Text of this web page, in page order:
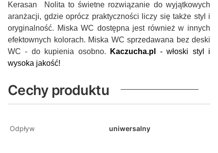
Kerasan Nolita to świetne rozwiązanie do wyjątkowych
aranżacji, gdzie oprócz praktyczności liczy się także styl i
oryginalność. Miska WC dostępna jest również w innych
efektownych kolorach. Miska WC sprzedawana bez deski
WC - do kupienia osobno.
Kaczucha.pl
- włoski styl i
wysoka jakość!
Cechy produktu
Odpływ uniwersalny